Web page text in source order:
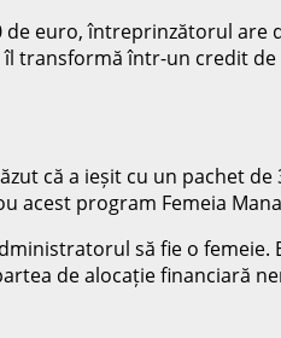
de euro, întreprinzătorul are
transformă într-un credit
că a ieșit cu un pachet
acest program Femeia
să fie o femeie.
de alocație financiară